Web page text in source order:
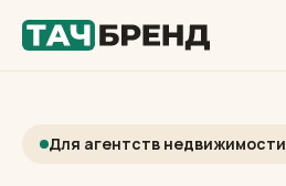
Для агентств недвижимости